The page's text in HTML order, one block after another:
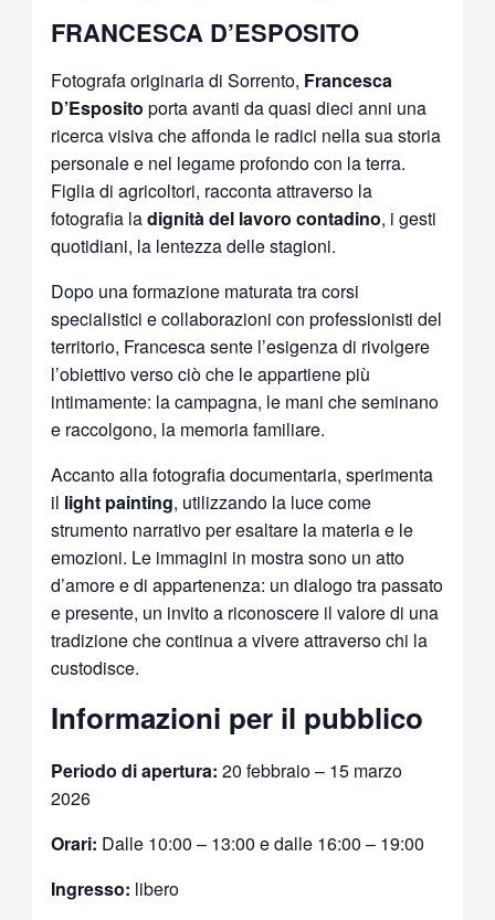
FRANCESCA D’ESPOSITO
Fotografa originaria di Sorrento, Francesca
D’Esposito porta avanti da quasi dieci anni una
ricerca visiva che affonda le radici nella sua storia
personale e nel legame profondo con la terra.
Figlia di agricoltori, racconta attraverso la
fotografia ladignità del lavoro contadino, i gesti
quotidiani, la lentezza delle stagioni.
Dopo una formazione maturata tra corsi
specialistici e collaborazioni con professionisti del
territorio, Francesca sente l’esigenza di rivolgere
l’obiettivo verso ciò che le appartiene più
intimamente: la campagna, le mani che seminano
e raccolgono, la memoria familiare.
Accanto alla fotografia documentaria, sperimenta
il light painting, utilizzando la luce come
strumento narrativo per esaltare la materia e le
emozioni. Le immagini in mostra sono un atto
d’amore e di appartenenza: un dialogo tra passato
e presente, un invito a riconoscere il valore di una
tradizione che continua a vivere attraverso chi la
custodisce.
Informazioni per il pubblico
Periodo di apertura: 20 febbraio – 15 marzo
2026
Orari: Dalle 10:00 – 13:00 e dalle 16:00 – 19:00
Ingresso: libero